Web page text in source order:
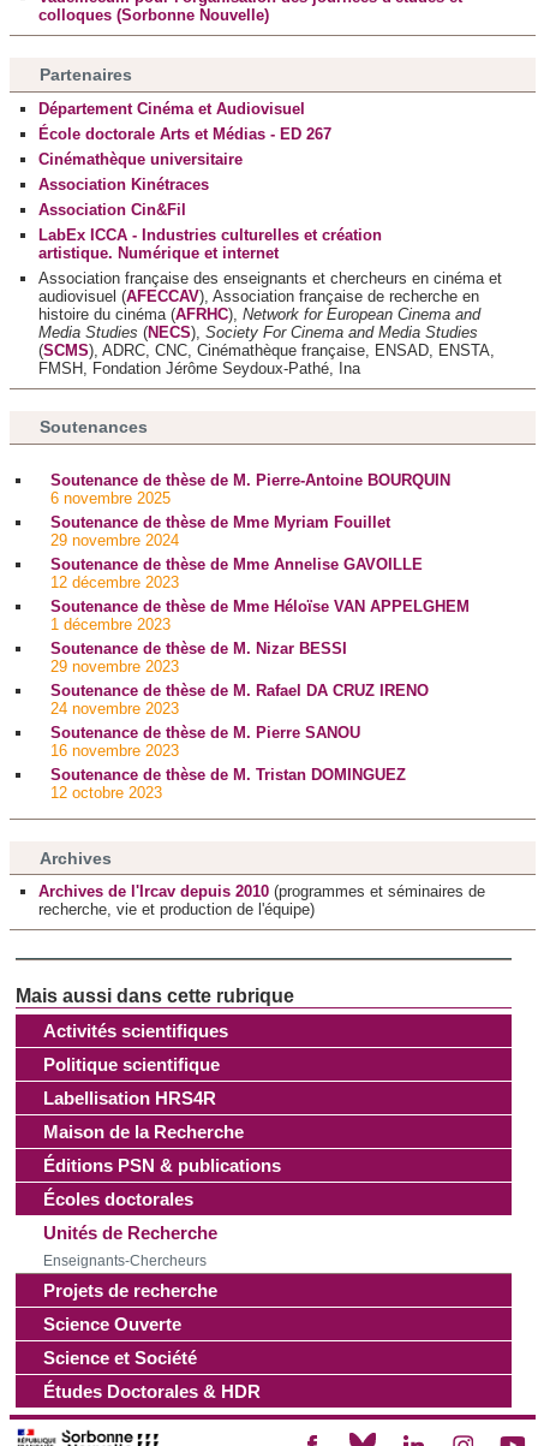
Activités scientifiques
Politique scientifique
Labellisation HRS4R
Maison de la Recherche
Éditions PSN & publications
Écoles doctorales
Unités de Recherche
Enseignants-Chercheurs
Projets de recherche
Science Ouverte
Science et Société
Études Doctorales & HDR
colloques (Sorbonne Nouvelle)
Partenaires
Département Cinéma et Audiovisuel
École doctorale Arts et Médias - ED 267
Cinémathèque universitaire
Association Kinétraces
Association Cin&Fil
LabEx ICCA - Industries culturelles et création
artistique. Numérique et internet
Association française des enseignants et chercheurs en cinéma et
audiovisuel (AFECCAV), Association française de recherche en
histoire du cinéma (AFRHC), Network for European Cinema and
Media Studies (NECS), Society For Cinema and Media Studies
(SCMS), ADRC, CNC, Cinémathèque française, ENSAD, ENSTA,
FMSH, Fondation Jérôme Seydoux-Pathé, Ina
Soutenances
Soutenance de thèse de M. Pierre-Antoine BOURQUIN
6 novembre 2025
Soutenance de thèse de Mme Myriam Fouillet
29 novembre 2024
Soutenance de thèse de Mme Annelise GAVOILLE
12 décembre 2023
Soutenance de thèse de Mme Héloïse VAN APPELGHEM
1 décembre 2023
Soutenance de thèse de M. Nizar BESSI
29 novembre 2023
Soutenance de thèse de M. Rafael DA CRUZ IRENO
24 novembre 2023
Soutenance de thèse de M. Pierre SANOU
16 novembre 2023
Soutenance de thèse de M. Tristan DOMINGUEZ
12 octobre 2023
Archives
Archives de l'Ircav depuis 2010 (programmes et séminaires de
recherche, vie et production de l'équipe)